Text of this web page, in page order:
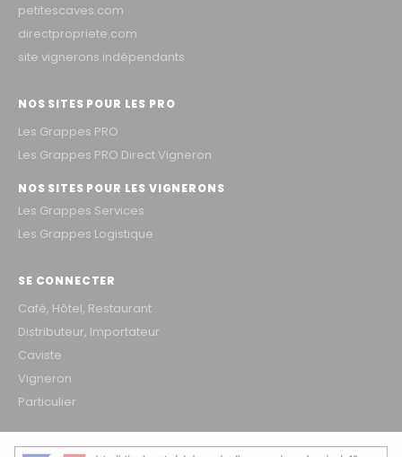
petitescaves.com
directpropriete.com
site vignerons indépendants
NOS SITES POUR LES PRO
Les Grappes PRO
Les Grappes PRO Direct Vigneron
NOS SITES POUR LES VIGNERONS
Les Grappes Services
Les Grappes Logistique
SE CONNECTER
Café, Hôtel, Restaurant
Distributeur, Importateur
Caviste
Vigneron
Particulier